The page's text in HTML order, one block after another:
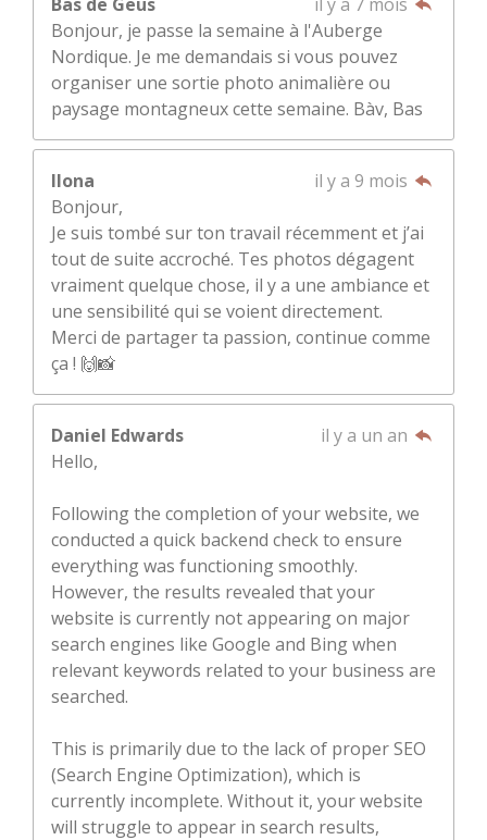
Bonjour, je passe la semaine à l'Auberge
Nordique. Je me demandais si vous pouvez
organiser une sortie photo animalière ou
paysage montagneux cette semaine. Bàv, Bas
Ilona
il y a 9 mois
Bonjour,
Je suis tombé sur ton travail récemment et j’ai
tout de suite accroché. Tes photos dégagent
vraiment quelque chose, il y a une ambiance et
une sensibilité qui se voient directement.
Merci de partager ta passion, continue comme
ça ! 🙌📸
Daniel Edwards
il y a un an
Hello,
Following the completion of your website, we
conducted a quick backend check to ensure
everything was functioning smoothly.
However, the results revealed that your
website is currently not appearing on major
search engines like Google and Bing when
relevant keywords related to your business are
searched.
This is primarily due to the lack of proper SEO
(Search Engine Optimization), which is
currently incomplete. Without it, your website
will struggle to appear in search results,